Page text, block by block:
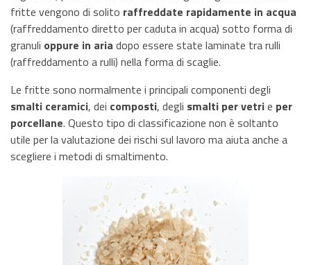
fritte vengono di solito raffreddate rapidamente in acqua
(raffreddamento diretto per caduta in acqua) sotto forma di
granuli oppure in aria dopo essere state laminate tra rulli
(raffreddamento a rulli) nella forma di scaglie.
Le fritte sono normalmente i principali componenti degli
smalti ceramici, dei composti, degli smalti per vetrie per
porcellane. Questo tipo di classificazione non è soltanto
utile per la valutazione dei rischi sul lavoro ma aiuta anche a
scegliere i metodi di smaltimento.